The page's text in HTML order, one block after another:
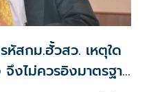
สกม.ฮั้วสว. เหตุใด
งไม่ควรอิงมาตรฐาน